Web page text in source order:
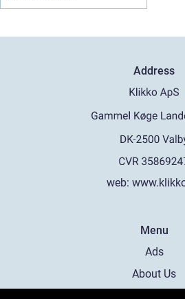
Address
web:
Menu
Ads
About Us